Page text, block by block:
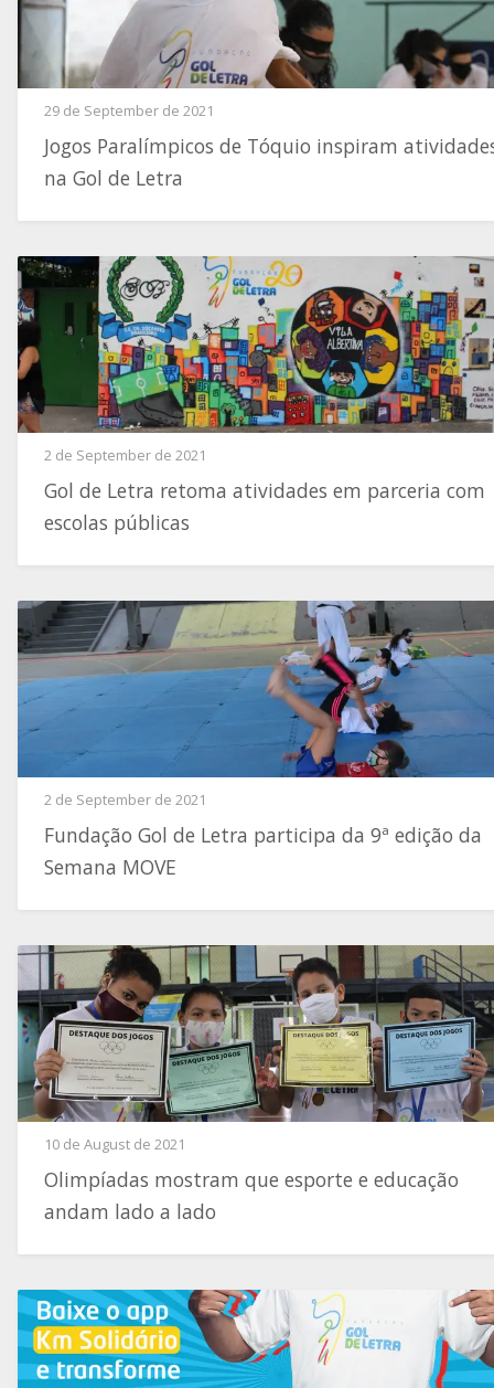
29 de September de 2021
Jogos Paralímpicos de Tóquio inspiram
na Gol de Letra
2 de September de 2021
Gol de Letra retoma atividades em parceria com
escolas públicas
2 de September de 2021
Fundação Gol de Letra participa da 9ª edição da
Semana MOVE
10 de August de 2021
Olimpíadas mostram que esporte e educação
andam lado a lado